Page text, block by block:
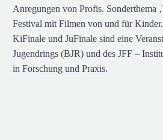
Anregungen von Profis. Sonderthema
Festival mit Filmen von und für Kinder.
KiFinale und JuFinale sind eine
Jugendrings (BJR) und des JFF –
in Forschung und Praxis.